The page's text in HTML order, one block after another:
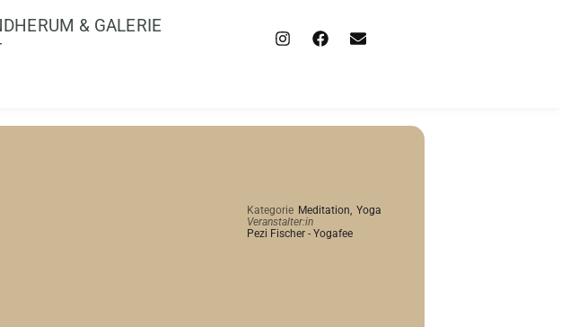
& GALERIE
Kategorie Meditation, Yoga
Veranstalter:in
Pezi Fischer - Yogafee